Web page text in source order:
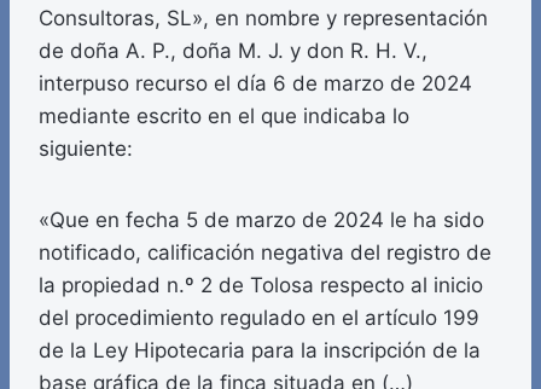
Consultoras, SL», en nombre y representación
de doña A. P., doña M. J. y don R. H. V.,
interpuso recurso el día 6 de marzo de 2024
mediante escrito en el que indicaba lo
siguiente:
«Que en fecha 5 de marzo de 2024 le ha sido
notificado, calificación negativa del registro de
la propiedad n.º 2 de Tolosa respecto al inicio
del procedimiento regulado en el artículo 199
de la Ley Hipotecaria para la inscripción de la
base gráfica de la finca situada en (…)